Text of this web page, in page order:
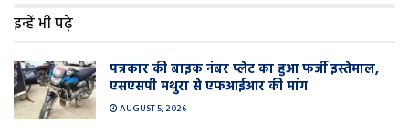
इन्हें भी पढ़े
पत्रकार की बाइक नंबर प्लेट का हुआ फर्जी इस्तेमाल,
एसएसपी मथुरा से एफआईआर की मांग
AUGUST 5, 2026